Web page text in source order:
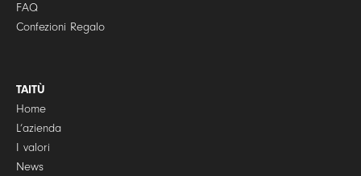
FAQ
Confezioni Regalo
TAITÙ
Home
L’azienda
I valori
News